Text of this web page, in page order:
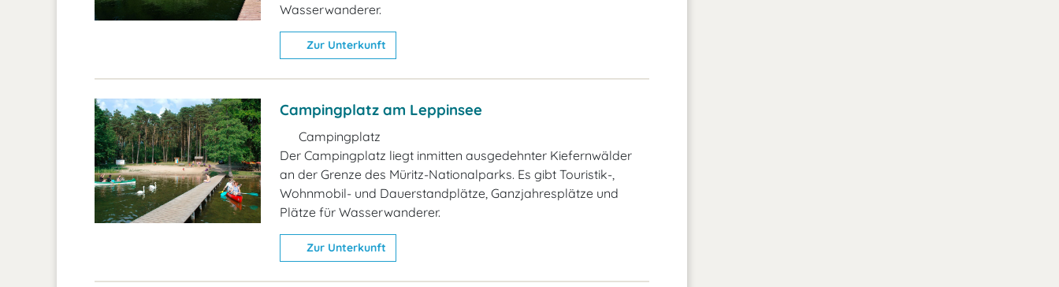
Wasserwanderer.
Zur Unterkunft
Campingplatz am Leppinsee
Campingplatz
Der Campingplatz liegt inmitten ausgedehnter Kiefernwälder
an der Grenze des Müritz-Nationalparks. Es gibt Touristik-,
Wohnmobil- und Dauerstandplätze, Ganzjahresplätze und
Plätze für Wasserwanderer.
Zur Unterkunft